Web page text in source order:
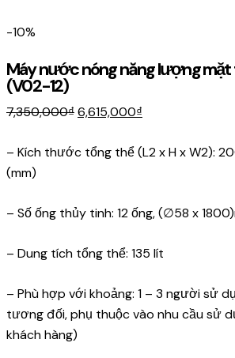
-10%
Máy nước nóng năng lượng mặt
(V02-12)
7,350,000₫Original
was:
6,615,000₫
is:
– Kích thước tổng thể (L2 x H x W2):
(mm)
– Số ống thủy tinh: 12 ống, (∅58 x
– Dung tích tổng thể: 135 lít
– Phù hợp với khoảng: 1 – 3 người sử
tương đối, phụ thuộc vào nhu cầu sử
khách hàng)